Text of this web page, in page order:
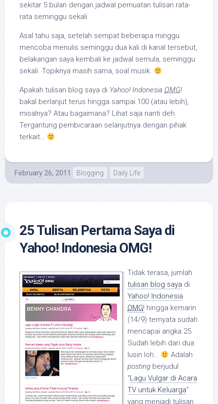
sekitar 5 bulan dengan jadwal pemuatan tulisan rata-
rata seminggu sekali.
Asal tahu saja, setelah sempat beberapa minggu
mencoba menulis seminggu dua kali di kanal tersebut,
belakangan saya kembali ke jadwal semula, seminggu
sekali. Topiknya masih sama, soal musik.
Apakah tulisan blog saya di Yahoo! Indonesia OMG!
bakal berlanjut terus hingga sampai 100 (atau lebih),
misalnya? Atau bagaimana? Lihat saja nanti deh.
Tergantung pembicaraan selanjutnya dengan pihak
terkait…
February 26, 2011 Blogging Daily Life
25 Tulisan Pertama Saya di
Yahoo! Indonesia OMG!
Tidak terasa, jumlah
tulisan blog saya di
Yahoo! Indonesia
OMG! hingga kemarin
(14/9) ternyata sudah
mencapai angka 25.
Sudah lebih dari dua
lusin loh…
Adalah
posting berjudul
“Lagu Vulgar di Acara
TV untuk Keluarga”
yang menjadi tulisan